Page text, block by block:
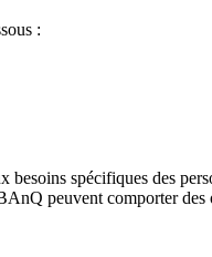
:
spécifiques des
peuvent comporter